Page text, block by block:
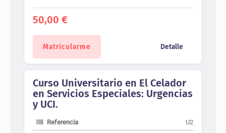
50,00 €
Matricularme Detalle
Curso Universitario en El Celador
en Servicios Especiales: Urgencias
y UCI.
Referencia U2